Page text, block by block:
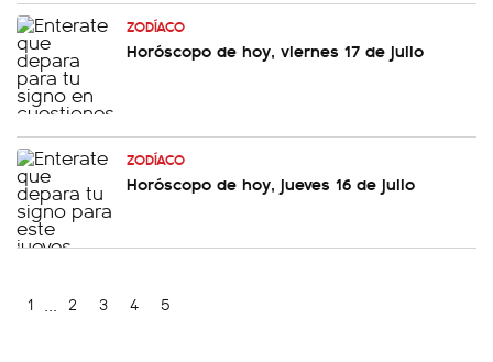
ZODÍACO
Horóscopo de hoy, viernes 17 de julio
ZODÍACO
Horóscopo de hoy, jueves 16 de julio
1 2 3 4 5